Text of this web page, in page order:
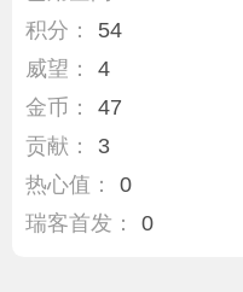
积分：
54
威望：
4
金币：
47
贡献：
3
热心值：
0
瑞客首发：
0